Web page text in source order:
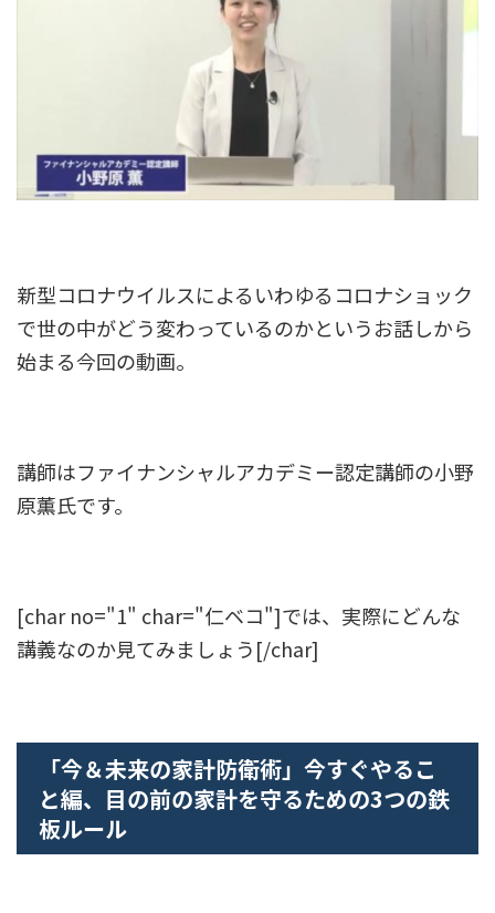
新型コロナウイルスによるいわゆるコロナショック
で世の中がどう変わっているのかというお話しから
始まる今回の動画。
講師はファイナンシャルアカデミー認定講師の小野
原薫氏です。
[char no="1" char="仁ベコ"]では、実際にどんな
講義なのか見てみましょう[/char]
「今＆未来の家計防衛術」今すぐやるこ
と編、目の前の家計を守るための3つの鉄
板ルール